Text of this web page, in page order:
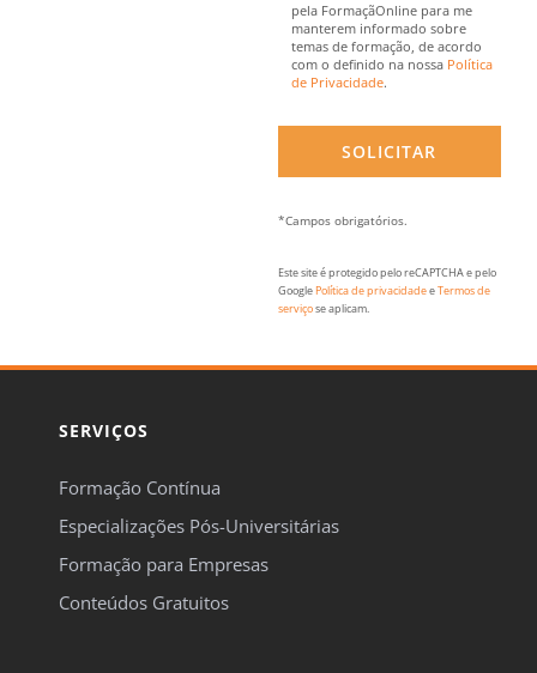
pela FormaçãOnline para me
manterem informado sobre
temas de formação, de acordo
com o definido na nossa Política
de Privacidade.
*Campos obrigatórios.
Este site é protegido pelo reCAPTCHA e pelo
GooglePolítica de privacidadeeTermos de
serviçose aplicam.
SERVIÇOS
Formação Contínua
Especializações Pós-Universitárias
Formação para Empresas
Conteúdos Gratuitos